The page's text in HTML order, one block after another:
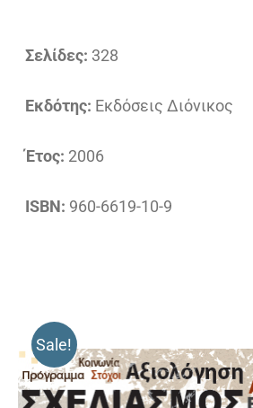
Σελίδες: 328
Εκδότης: Εκδόσεις Διόνικος
Έτος: 2006
ISBN: 960-6619-10-9
Sale!